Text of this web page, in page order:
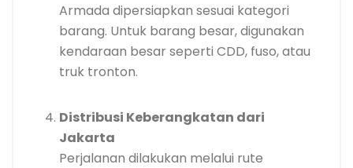
Armada dipersiapkan sesuai kategori
barang. Untuk barang besar, digunakan
kendaraan besar seperti CDD, fuso, atau
truk tronton.
Distribusi Keberangkatan dari
Jakarta
Perjalanan dilakukan melalui rute